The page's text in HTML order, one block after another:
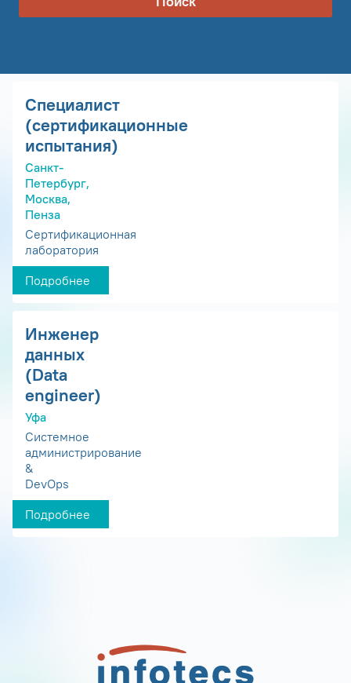
Специалист
(сертификационные
испытания)
Санкт-
Петербург,
Москва,
Пенза
Сертификационная
лаборатория
Подробнее
Инженер
данных
(Data
engineer)
Уфа
Системное
администрирование
&
DevOps
Подробнее